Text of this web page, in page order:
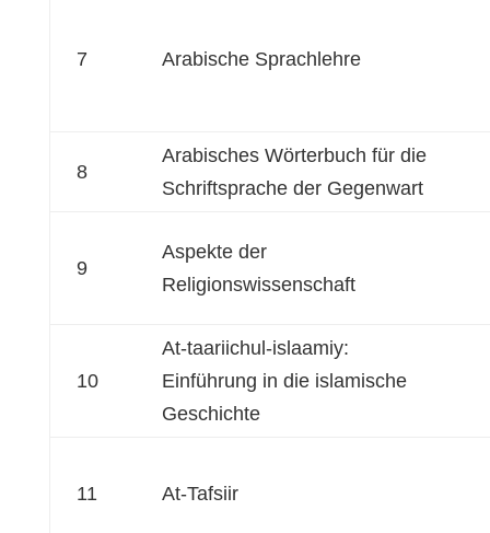
7 Arabische Sprachlehre
8
Arabisches Wörterbuch für die
Schriftsprache der Gegenwart
9
Aspekte der
Religionswissenschaft
10
At-taariichul-islaamiy:
Einführung in die islamische
Geschichte
11 At-Tafsiir